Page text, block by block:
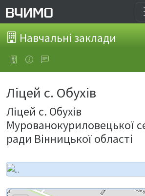
Навчальні заклади
Ліцей с. Обухів
Ліцей с. Обухів
Мурованокуриловецької
ради Вінницької області